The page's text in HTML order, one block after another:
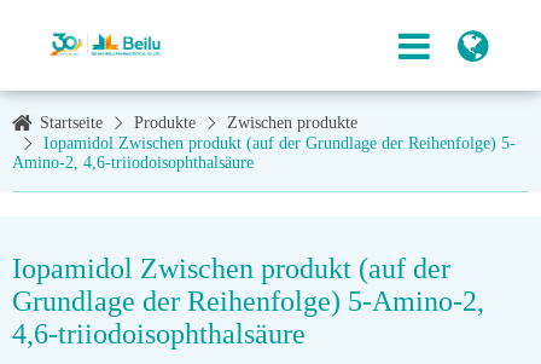
Startseite Produkte
Zwischen produkte
Iopamidol Zwischen produkt (auf der Grundlage der Reihenfolge) 5-
Amino-2, 4,6-triiodoisophthalsäure
Iopamidol Zwischen produkt (auf der
Grundlage der Reihenfolge) 5-Amino-2,
4,6-triiodoisophthalsäure